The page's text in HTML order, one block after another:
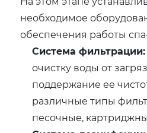
необходимое
обеспечения работы
Система фильтрации:
очистку воды от
поддержание ее
различные типы
песочные,